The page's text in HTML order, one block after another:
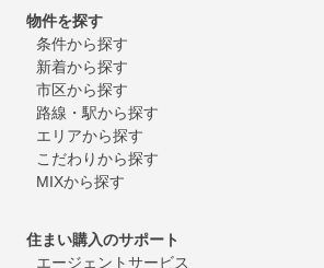
物件を探す
条件から探す
新着から探す
市区から探す
路線・駅から探す
エリアから探す
こだわりから探す
MIXから探す
住まい購入のサポート
エージェントサービス